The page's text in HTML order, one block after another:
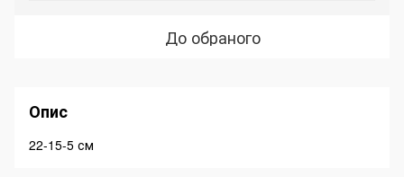
До обраного
Опис
22-15-5 см